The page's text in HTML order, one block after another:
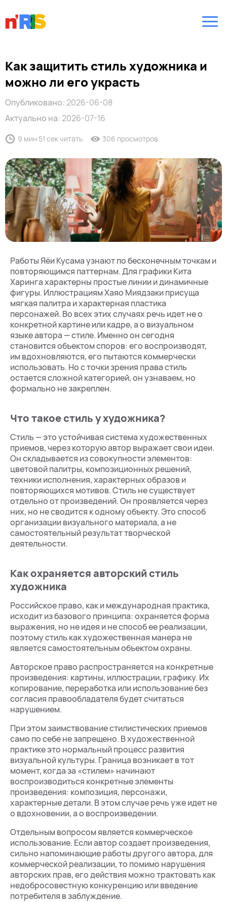
Как защитить стиль художника и
можно ли его украсть
Опубликовано: 2026-06-08
Актуально на: 2026-07-16
9 мин 51 сек читать 306 просмотров
Работы Яёи Кусама узнают по бесконечным точкам и
повторяющимся паттернам. Для графики Кита
Харинга характерны простые линии и динамичные
фигуры. Иллюстрациям Хаяо Миядзаки присуща
мягкая палитра и характерная пластика
персонажей. Во всех этих случаях речь идет не о
конкретной картине или кадре, а о визуальном
языке автора — стиле. Именно он сегодня
становится объектом споров: его воспроизводят,
им вдохновляются, его пытаются коммерчески
использовать. Но с точки зрения права стиль
остается сложной категорией, он узнаваем, но
формально не закреплен.
Что такое стиль у художника?
Стиль — это устойчивая система художественных
приемов, через которую автор выражает свои идеи.
Он складывается из совокупности элементов:
цветовой палитры, композиционных решений,
техники исполнения, характерных образов и
повторяющихся мотивов. Стиль не существует
отдельно от произведений. Он проявляется через
них, но не сводится к одному объекту. Это способ
организации визуального материала, а не
самостоятельный результат творческой
деятельности.
Как охраняется авторский стиль
художника
Российское право, как и международная практика,
исходит из базового принципа: охраняется форма
выражения, но не идея и не способ ее реализации,
поэтому стиль как художественная манера не
является самостоятельным объектом охраны.
Авторское право распространяется на конкретные
произведения: картины, иллюстрации, графику. Их
копирование, переработка или использование без
согласия правообладателя будет считаться
нарушением.
При этом заимствование стилистических приемов
само по себе не запрещено. В художественной
практике это нормальный процесс развития
визуальной культуры. Граница возникает в тот
момент, когда за «стилем» начинают
воспроизводиться конкретные элементы
произведения: композиция, персонажи,
характерные детали. В этом случае речь уже идет не
о вдохновении, а о воспроизведении.
Отдельным вопросом является коммерческое
использование. Если автор создает произведения,
сильно напоминающие работы другого автора, для
коммерческой реализации, то помимо нарушения
авторских прав, его действия можно трактовать как
недобросовестную конкуренцию или введение
потребителя в заблуждение.